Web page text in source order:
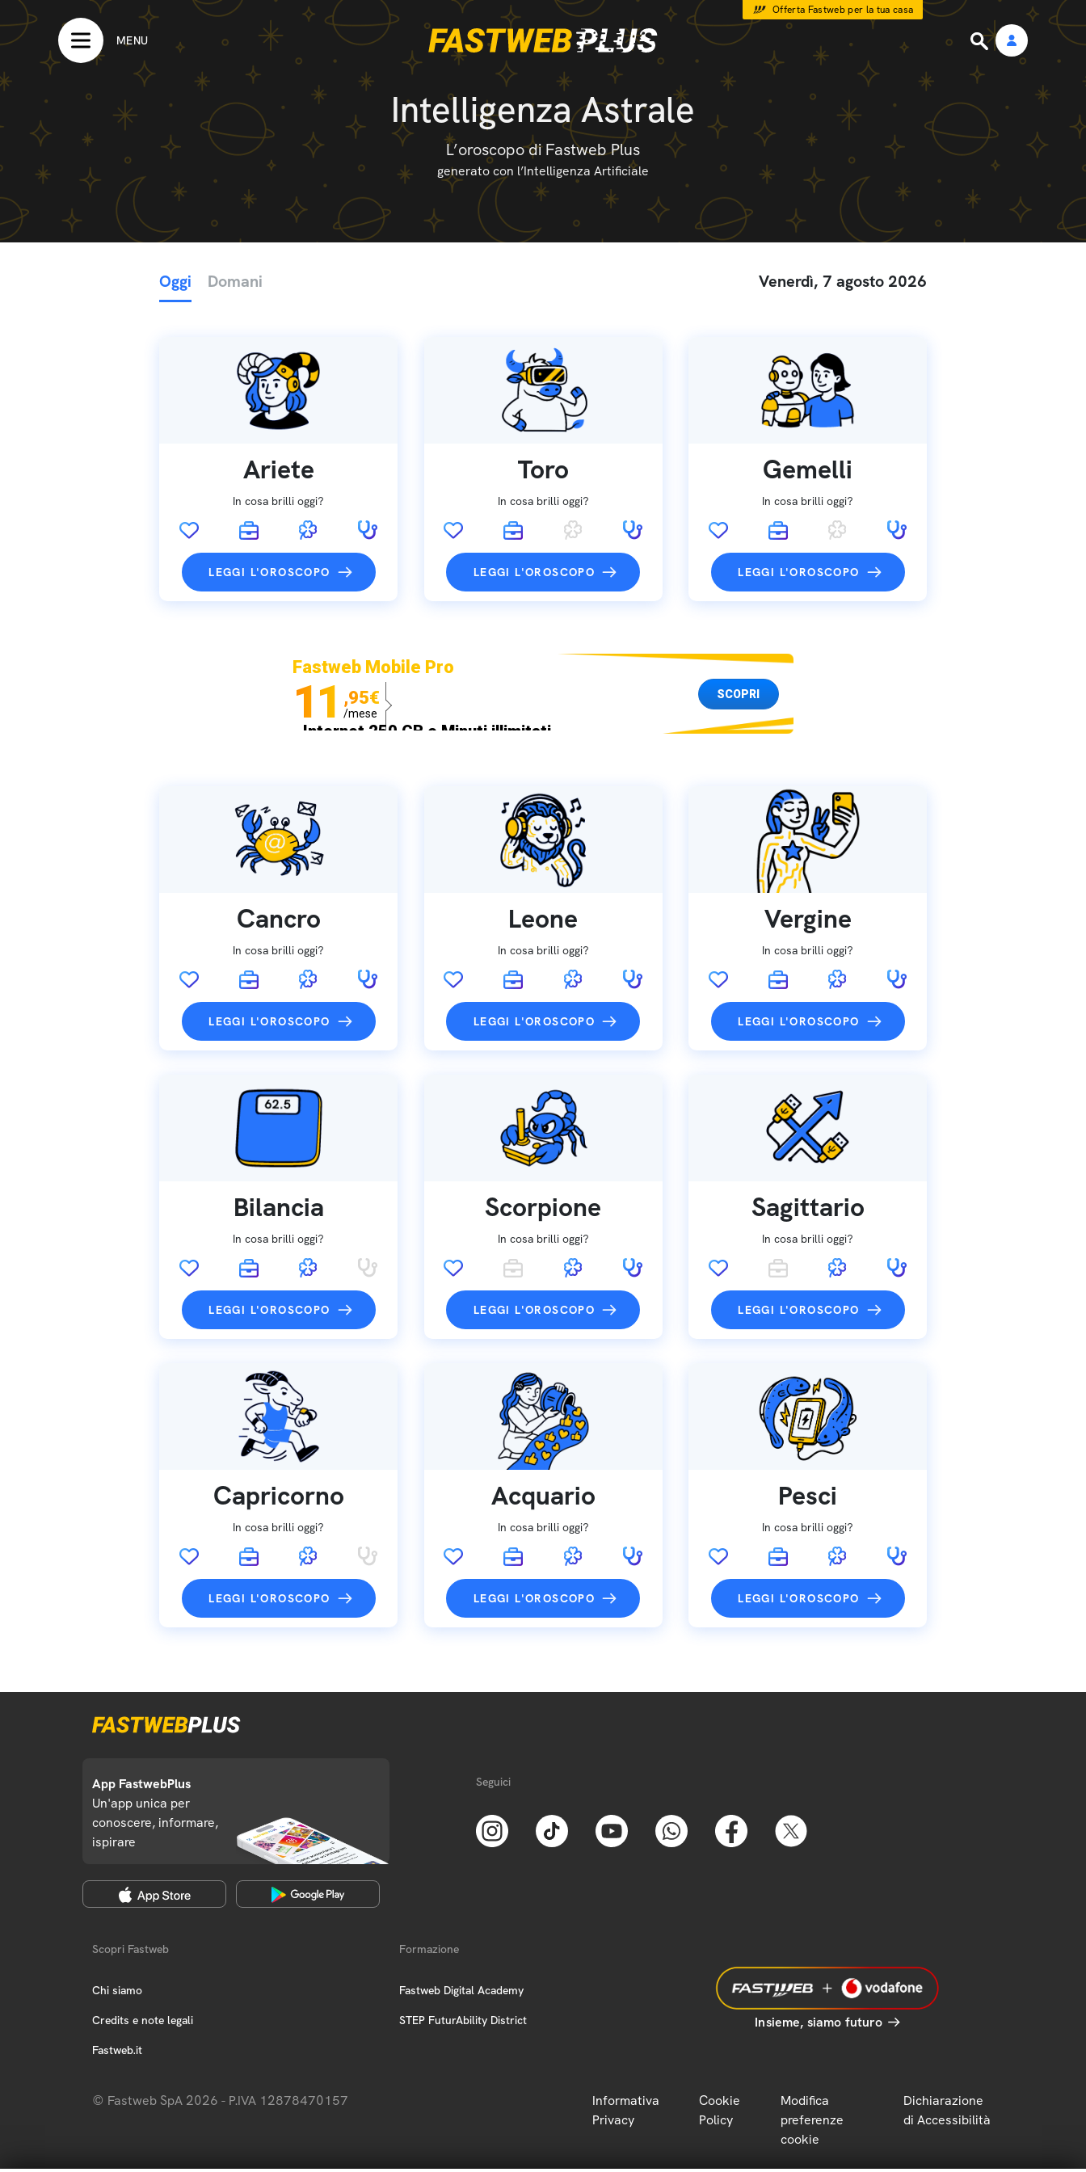
Offerta Fastweb per la tua casa
MENU
Intelligenza Astrale
L’oroscopo di Fastweb Plus
generato con l’Intelligenza Artificiale
Oggi Domani Venerdì, 7 agosto 2026
Ariete
In cosa brilli oggi?
LEGGI L'OROSCOPO
Toro
In cosa brilli oggi?
LEGGI L'OROSCOPO
Gemelli
In cosa brilli oggi?
LEGGI L'OROSCOPO
Fastweb Mobile Pro
11 ,95€
/mese
Internet 250 GB e Minuti illimitati
SCOPRI
Cancro
In cosa brilli oggi?
LEGGI L'OROSCOPO
Leone
In cosa brilli oggi?
LEGGI L'OROSCOPO
Vergine
In cosa brilli oggi?
LEGGI L'OROSCOPO
Bilancia
In cosa brilli oggi?
LEGGI L'OROSCOPO
Scorpione
In cosa brilli oggi?
LEGGI L'OROSCOPO
Sagittario
In cosa brilli oggi?
LEGGI L'OROSCOPO
Capricorno
In cosa brilli oggi?
LEGGI L'OROSCOPO
Acquario
In cosa brilli oggi?
LEGGI L'OROSCOPO
Pesci
In cosa brilli oggi?
LEGGI L'OROSCOPO
App FastwebPlus
Un'app unica per
conoscere, informare,
ispirare
Seguici
Scopri Fastweb
Chi siamo
Credits e note legali
Fastweb.it
Formazione
Fastweb Digital Academy
STEP FuturAbility District Insieme, siamo futuro
© Fastweb SpA 2026 - P.IVA 12878470157
Informativa
Privacy
Cookie
Policy
Modifica
preferenze
cookie
Dichiarazione
di Accessibilità